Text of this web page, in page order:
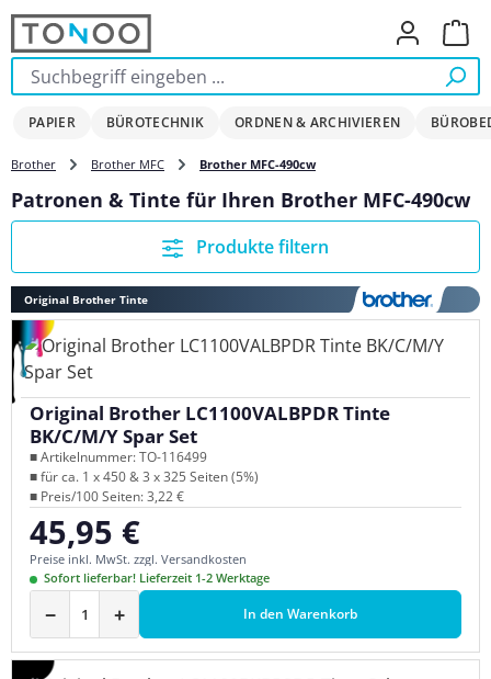
Zum Hauptinhalt springen
PAPIER BÜROTECHNIK ORDNEN & ARCHIVIEREN
Brother Brother MFC Brother MFC-490cw
Patronen & Tinte für Ihren Brother MFC-490cw
Produkte filtern
Original Brother Tinte
Original Brother LC1100VALBPDR Tinte
BK/C/M/Y Spar Set
■ Artikelnummer: TO-116499
■ für ca. 1 x 450 & 3 x 325 Seiten (5%)
■ Preis/100 Seiten: 3,22 €
Regulärer Preis:
45,95 €
Preise inkl. MwSt. zzgl. Versandkosten
Sofort lieferbar! Lieferzeit 1-2 Werktage
− + In den Warenkorb